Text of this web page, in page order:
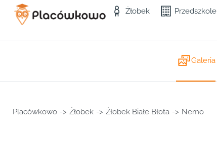
Żłobek Przedszkole
Galeria
Placówkowo -> Żłobek -> Żłobek Białe Błota -> Nemo